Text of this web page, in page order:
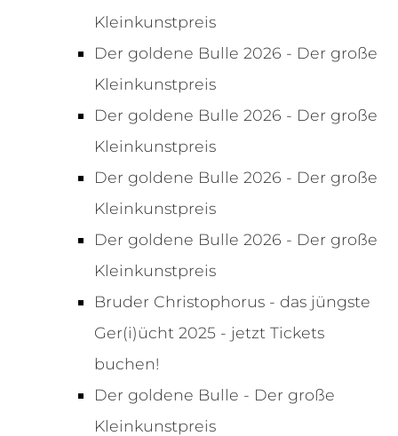
Kleinkunstpreis
Der goldene Bulle 2026 - Der große
Kleinkunstpreis
Der goldene Bulle 2026 - Der große
Kleinkunstpreis
Der goldene Bulle 2026 - Der große
Kleinkunstpreis
Der goldene Bulle 2026 - Der große
Kleinkunstpreis
Bruder Christophorus - das jüngste
Ger(i)ücht 2025 - jetzt Tickets
buchen!
Der goldene Bulle - Der große
Kleinkunstpreis